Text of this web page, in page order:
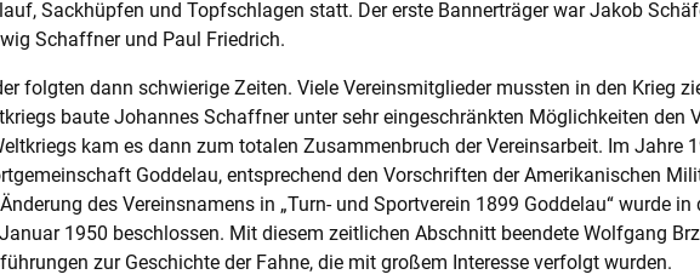
Sackhüpfen und Topfschlagen statt. Der erste Bannerträger war Jakob
Schaffner und Paul Friedrich.
folgten dann schwierige Zeiten. Viele Vereinsmitglieder mussten in den Krieg
baute Johannes Schaffner unter sehr eingeschränkten Möglichkeiten den
kam es dann zum totalen Zusammenbruch der Vereinsarbeit. Im Jahre
Goddelau, entsprechend den Vorschriften der Amerikanischen
des Vereinsnamens in „Turn- und Sportverein 1899 Goddelau“ wurde
1950 beschlossen. Mit diesem zeitlichen Abschnitt beendete Wolfgang
zur Geschichte der Fahne, die mit großem Interesse verfolgt wurden.